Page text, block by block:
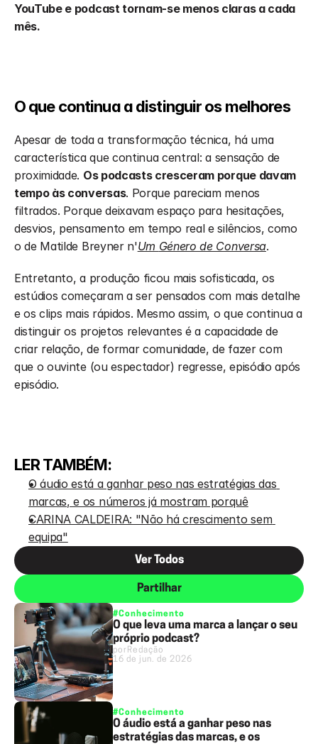
YouTube e podcast tornam-se menos claras a cada
mês.
O que continua a distinguir os melhores
Apesar de toda a transformação técnica, há uma
característica que continua central: a sensação de
proximidade. Os podcasts cresceram porque davam
tempo às conversas. Porque pareciam menos
filtrados. Porque deixavam espaço para hesitações,
desvios, pensamento em tempo real e silêncios, como
o de Matilde Breyner n'Um Género de Conversa.
Entretanto, a produção ficou mais sofisticada, os
estúdios começaram a ser pensados com mais detalhe
e os clips mais rápidos. Mesmo assim, o que continua a
distinguir os projetos relevantes é a capacidade de
criar relação, de formar comunidade, de fazer com
que o ouvinte (ou espectador) regresse, episódio após
episódio.
LER TAMBÉM:
O áudio está a ganhar peso nas estratégias das
marcas, e os números já mostram porquê
CARINA CALDEIRA: "Não há crescimento sem
equipa"
Ver Todos
Partilhar
#Conhecimento
O que leva uma marca a lançar o seu
próprio podcast?
por Redação
16 de jun. de 2026
#Conhecimento
O áudio está a ganhar peso nas
estratégias das marcas, e os